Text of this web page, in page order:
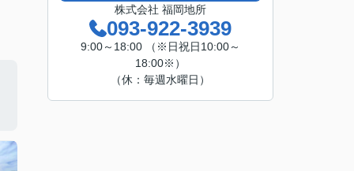
株式会社 福岡地所
093-922-3939
9:00～18:00 （※日祝日10:00～
18:00※）
（休：毎週水曜日）